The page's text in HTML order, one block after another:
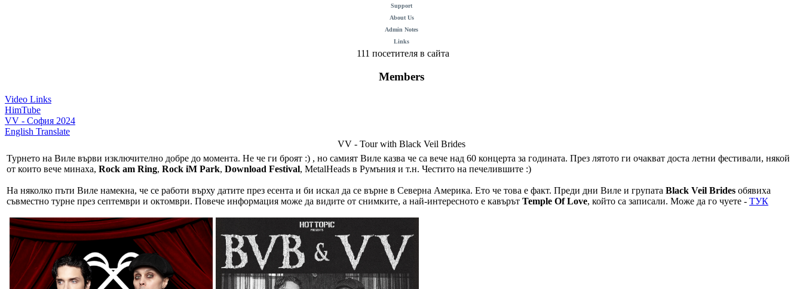
Support
About Us
Admin Notes
Links
111 посетителя в сайта
Members
Video Links
HimTube
VV - София 2024
English Translate
VV - Tour with Black Veil Brides
Турнето на Виле върви изключително добре до момента. Не че ги броят :) , но самият Виле казва че са вече над 60 концерта за годината. През лятото ги очакват доста летни фестивали, някой
от които вече минаха, Rock am Ring, Rock iM Park, Download Festival, MetalHeads в Румъния и т.н. Честито на печелившите :)
На няколко пъти Виле намекна, че се работи върху датите през есента и би искал да се върне в Северна Америка. Ето че това е факт. Преди дни Виле и групата Black Veil Brides обявиха
съвместно турне през септември и октомври. Повече информация може да видите от снимките, а най-интересното е кавърът Temple Of Love, който са записали. Може да го чуете - ТУК